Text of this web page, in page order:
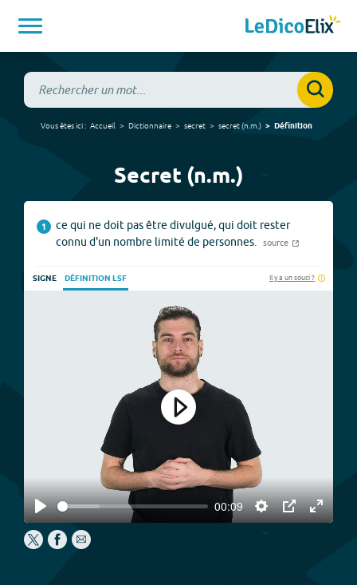
Vous êtes ici : Accueil Dictionnaire secret secret(n.m. ) Définition
Secret (n.m.)
1
ce qui ne doit pas être divulgué, qui doit rester
connu d'un nombre limité de personnes.
source
SIGNE DÉFINITION LSF Il y a un souci ?
Play
00:09
Settings
PIP
Enter
Play